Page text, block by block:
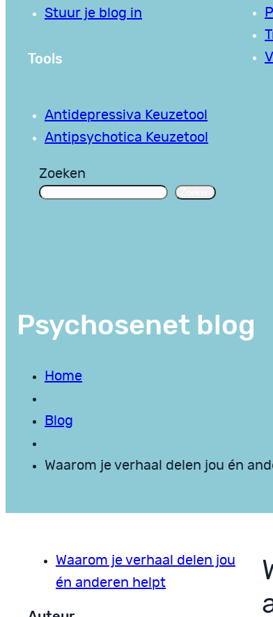
Stuur je blog in
Tools
Antidepressiva Keuzetool
Antipsychotica Keuzetool
Zoeken
Psychosenet blog
Home
Blog
Waarom je verhaal delen jou én
Waarom je verhaal delen jou
én anderen helpt